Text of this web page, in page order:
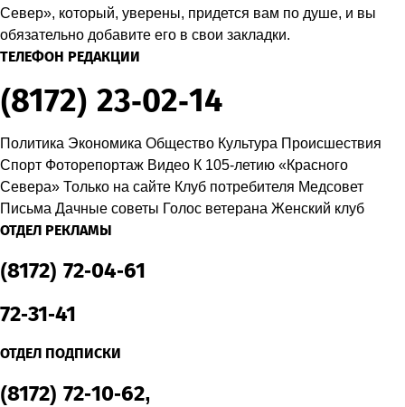
Север», который, уверены, придется вам по душе, и вы
обязательно добавите его в свои закладки.
ТЕЛЕФОН РЕДАКЦИИ
(8172) 23-02-14
Политика Экономика Общество Культура Происшествия
Спорт Фоторепортаж Видео К 105-летию «Красного
Севера» Только на сайте Клуб потребителя Медсовет
Письма Дачные советы Голос ветерана Женский клуб
ОТДЕЛ РЕКЛАМЫ
(8172) 72-04-61
72-31-41
ОТДЕЛ ПОДПИСКИ
(8172) 72-10-62,